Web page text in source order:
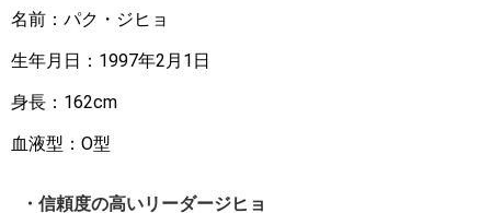
名前：パク・ジヒョ
生年月日：1997年2月1日
身長：162cm
血液型：O型
・信頼度の高いリーダージヒョ